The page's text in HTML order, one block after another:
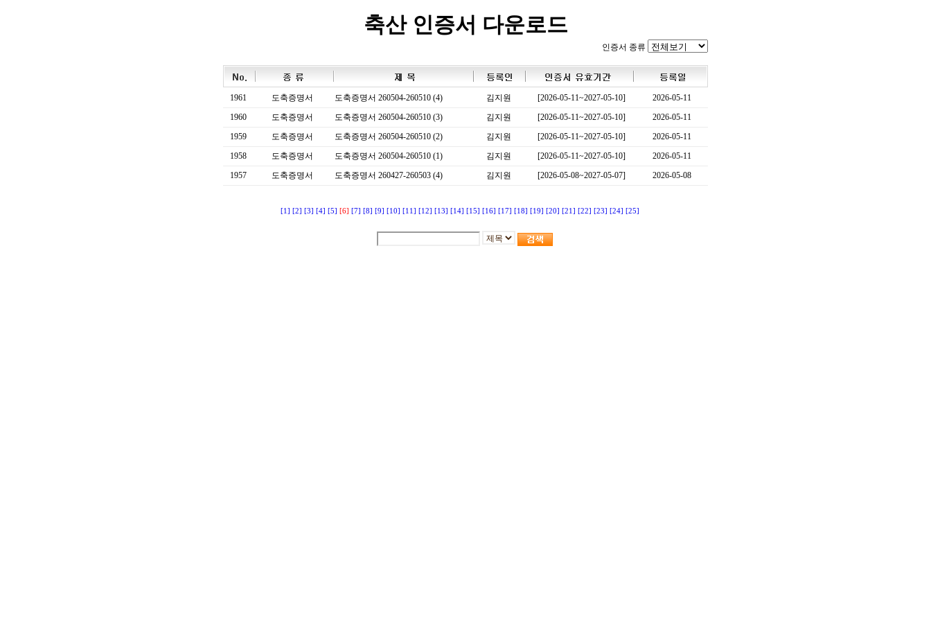
축산 인증서 다운로드
인증서 종류
1961 도축증명서 도축증명서 260504-260510 (4) 김지원 [2026-05-11~2027-05-10]
2026-05-11
1960
도축증명서 도축증명서 260504-260510 (3) 김지원 [2026-05-11~2027-05-10]
2026-05-11
1959
도축증명서 도축증명서 260504-260510 (2) 김지원 [2026-05-11~2027-05-10]
2026-05-11
1958
도축증명서 도축증명서 260504-260510 (1) 김지원 [2026-05-11~2027-05-10]
2026-05-11
1957
도축증명서 도축증명서 260427-260503 (4) 김지원 [2026-05-08~2027-05-07] 2026-05-08
[1] [2] [3] [4] [5] [6] [7] [8] [9] [10] [11] [12] [13] [14] [15] [16] [17] [18] [19] [20] [21] [22] [23] [24] [25]